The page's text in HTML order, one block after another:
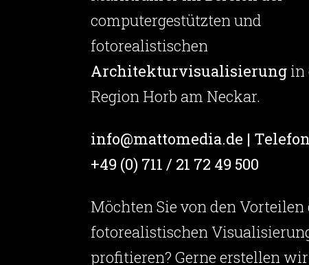
computergestützten und
fotorealistischen
Architekturvisualisierung in
Region Horb am Neckar.
info@mattomedia.de |
+49 (0) 711 / 21 72 49 500
Möchten Sie von den Vorteilen
fotorealistischen
profitieren? Gerne erstellen